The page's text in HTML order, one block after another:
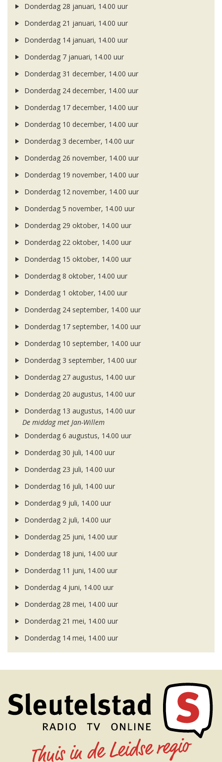
Donderdag 28 januari, 14.00 uur
Donderdag 21 januari, 14.00 uur
Donderdag 14 januari, 14.00 uur
Donderdag 7 januari, 14.00 uur
Donderdag 31 december, 14.00 uur
Donderdag 24 december, 14.00 uur
Donderdag 17 december, 14.00 uur
Donderdag 10 december, 14.00 uur
Donderdag 3 december, 14.00 uur
Donderdag 26 november, 14.00 uur
Donderdag 19 november, 14.00 uur
Donderdag 12 november, 14.00 uur
Donderdag 5 november, 14.00 uur
Donderdag 29 oktober, 14.00 uur
Donderdag 22 oktober, 14.00 uur
Donderdag 15 oktober, 14.00 uur
Donderdag 8 oktober, 14.00 uur
Donderdag 1 oktober, 14.00 uur
Donderdag 24 september, 14.00 uur
Donderdag 17 september, 14.00 uur
Donderdag 10 september, 14.00 uur
Donderdag 3 september, 14.00 uur
Donderdag 27 augustus, 14.00 uur
Donderdag 20 augustus, 14.00 uur
Donderdag 13 augustus, 14.00 uur
De middag met Jan-Willem
Donderdag 6 augustus, 14.00 uur
Donderdag 30 juli, 14.00 uur
Donderdag 23 juli, 14.00 uur
Donderdag 16 juli, 14.00 uur
Donderdag 9 juli, 14.00 uur
Donderdag 2 juli, 14.00 uur
Donderdag 25 juni, 14.00 uur
Donderdag 18 juni, 14.00 uur
Donderdag 11 juni, 14.00 uur
Donderdag 4 juni, 14.00 uur
Donderdag 28 mei, 14.00 uur
Donderdag 21 mei, 14.00 uur
Donderdag 14 mei, 14.00 uur